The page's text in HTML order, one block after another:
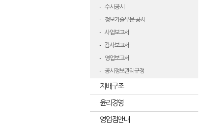
수시공시
정보기술부문 공시
사업보고서
감사보고서
영업보고서
공시정보관리규정
지배구조
윤리경영
영업점안내